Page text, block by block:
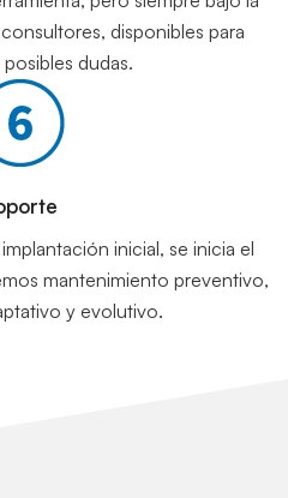
disponibles para
dudas.
inicial, se inicia el
mantenimiento preventivo,
y evolutivo.